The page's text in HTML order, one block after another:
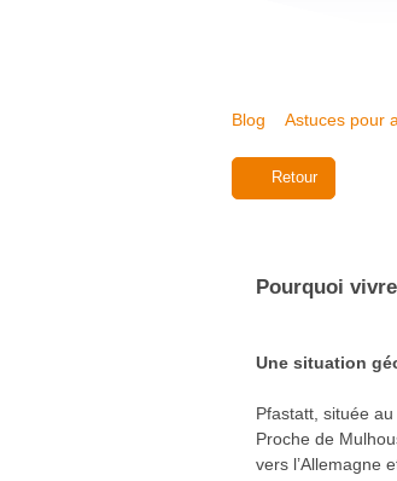
Blog Astuces pour
Retour
Pourquoi
Une situation
Pfastatt, située
Proche de
vers l’Allemagne